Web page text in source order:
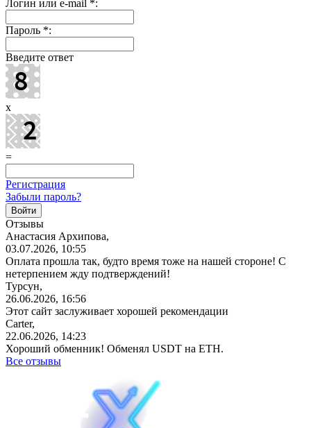
Логин или e-mail *:
Пароль *:
Введите ответ
x
=
Регистрация
Забыли пароль?
Отзывы
Анастасия Архипова,
03.07.2026, 10:55
Оплата прошла так, будто время тоже на нашей стороне! С
нетерпением жду подтверждений!
Турсун,
26.06.2026, 16:56
Этот сайт заслуживает хорошей рекомендации
Carter,
22.06.2026, 14:23
Хороший обменник! Обменял USDT на ETH.
Все отзывы